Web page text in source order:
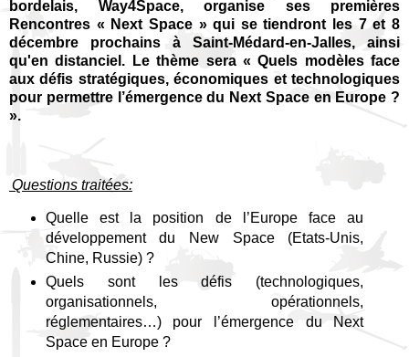
bordelais, Way4Space, organise ses premières
Rencontres « Next Space » qui se tiendront les 7 et 8
décembre prochains à Saint-Médard-en-Jalles, ainsi
qu'en distanciel. Le thème sera « Quels modèles face
aux défis stratégiques, économiques et technologiques
pour permettre l’émergence du Next Space en Europe ?
».
Questions traitées:
Quelle est la position de l’Europe face au
développement du New Space (Etats-Unis,
Chine, Russie) ?
Quels sont les défis (technologiques,
organisationnels, opérationnels,
réglementaires…) pour l’émergence du Next
Space en Europe ?